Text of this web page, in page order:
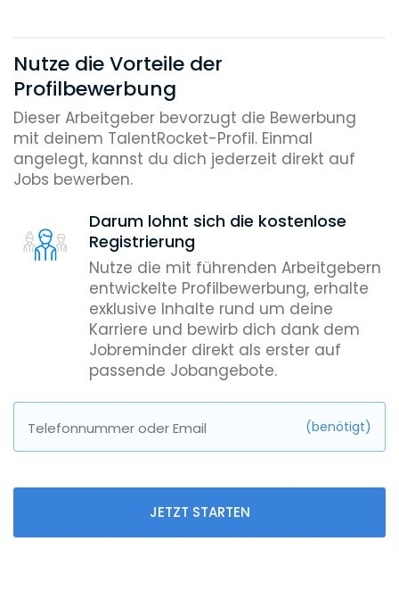
Nutze die Vorteile der
Profilbewerbung
Dieser Arbeitgeber bevorzugt die Bewerbung
mit deinem TalentRocket-Profil. Einmal
angelegt, kannst du dich jederzeit direkt auf
Jobs bewerben.
Darum lohnt sich die kostenlose
Registrierung
Nutze die mit führenden Arbeitgebern
entwickelte Profilbewerbung, erhalte
exklusive Inhalte rund um deine
Karriere und bewirb dich dank dem
Jobreminder direkt als erster auf
passende Jobangebote.
Telefonnummer oder Email (benötigt)
JETZT STARTEN